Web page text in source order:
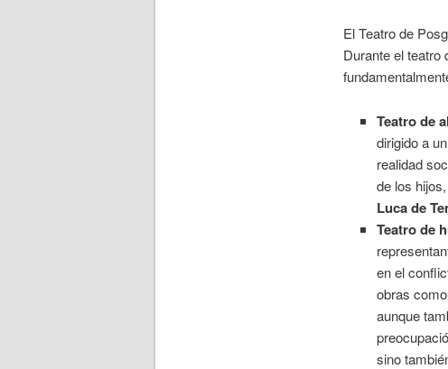
El Teatro de
Durante el teatro
Teatro de
dirigido a
realidad
de los
Luca de
Teatro de
en el
obras como
aunque
sino